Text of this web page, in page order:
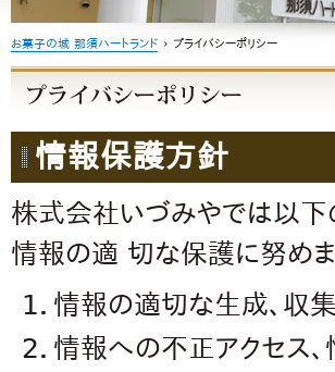
お菓子の城 那須ハートランド › プライバシーポリシー
情報保護方針
株式会社いづみやでは以下
情報の適 切な保護に努めま
1．情報の適切な生成、収
2．情報への不正アクセス